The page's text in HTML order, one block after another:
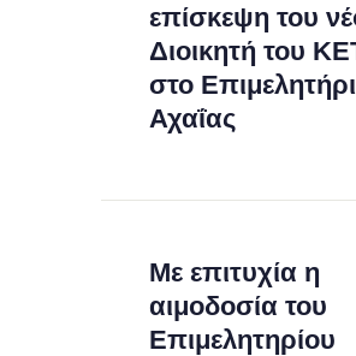
επίσκεψη του
Διοικητή του
στο
Αχαΐας
Με επιτυχία η
αιμοδοσία του
Επιμελητηρίου